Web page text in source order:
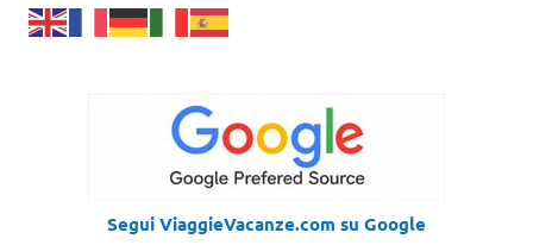
Segui ViaggieVacanze.com su Google